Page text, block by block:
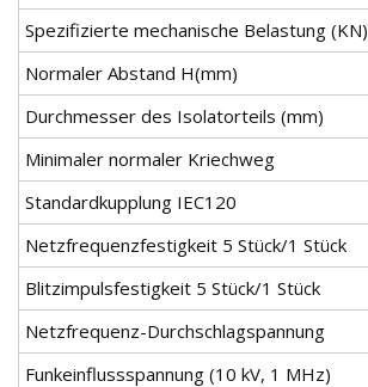
Spezifizierte mechanische Belastung (KN)
Normaler Abstand H(mm)
Durchmesser des Isolatorteils (mm)
Minimaler normaler Kriechweg
Standardkupplung IEC120
Netzfrequenzfestigkeit 5 Stück/1 Stück
Blitzimpulsfestigkeit 5 Stück/1 Stück
Netzfrequenz-Durchschlagspannung
Funkeinflussspannung (10 kV, 1 MHz)